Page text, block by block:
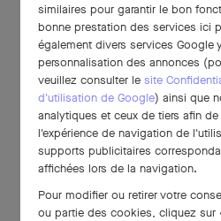
similaires pour garantir le bon
bonne prestation des services ici
également divers services Google
personnalisation des annonces
veuillez consulter le site
d'utilisation de Google) ainsi que
analytiques et ceux de tiers afin
l'expérience de navigation de
supports publicitaires
affichées lors de la navigation.
Pour modifier ou retirer votre
ou partie des cookies, cliquez sur